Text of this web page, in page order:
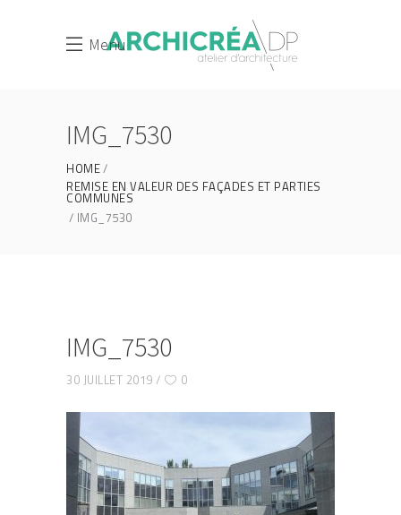
Menu
IMG_7530
HOME
REMISE EN VALEUR DES FAÇADES ET PARTIES
COMMUNES
IMG_7530
IMG_7530
30 JUILLET 2019 0